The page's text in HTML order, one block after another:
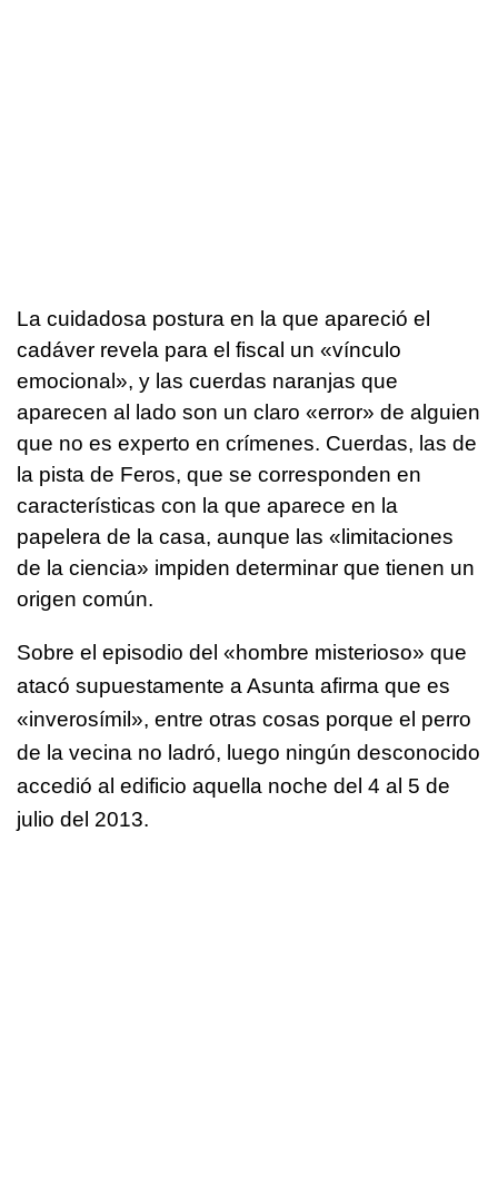
La cuidadosa postura en la que apareció el
cadáver revela para el fiscal un «vínculo
emocional», y las cuerdas naranjas que
aparecen al lado son un claro «error» de alguien
que no es experto en crímenes. Cuerdas, las de
la pista de Feros, que se corresponden en
características con la que aparece en la
papelera de la casa, aunque las «limitaciones
de la ciencia» impiden determinar que tienen un
origen común.
Sobre el episodio del «hombre misterioso» que
atacó supuestamente a Asunta afirma que es
«inverosímil», entre otras cosas porque el perro
de la vecina no ladró, luego ningún desconocido
accedió al edificio aquella noche del 4 al 5 de
julio del 2013.